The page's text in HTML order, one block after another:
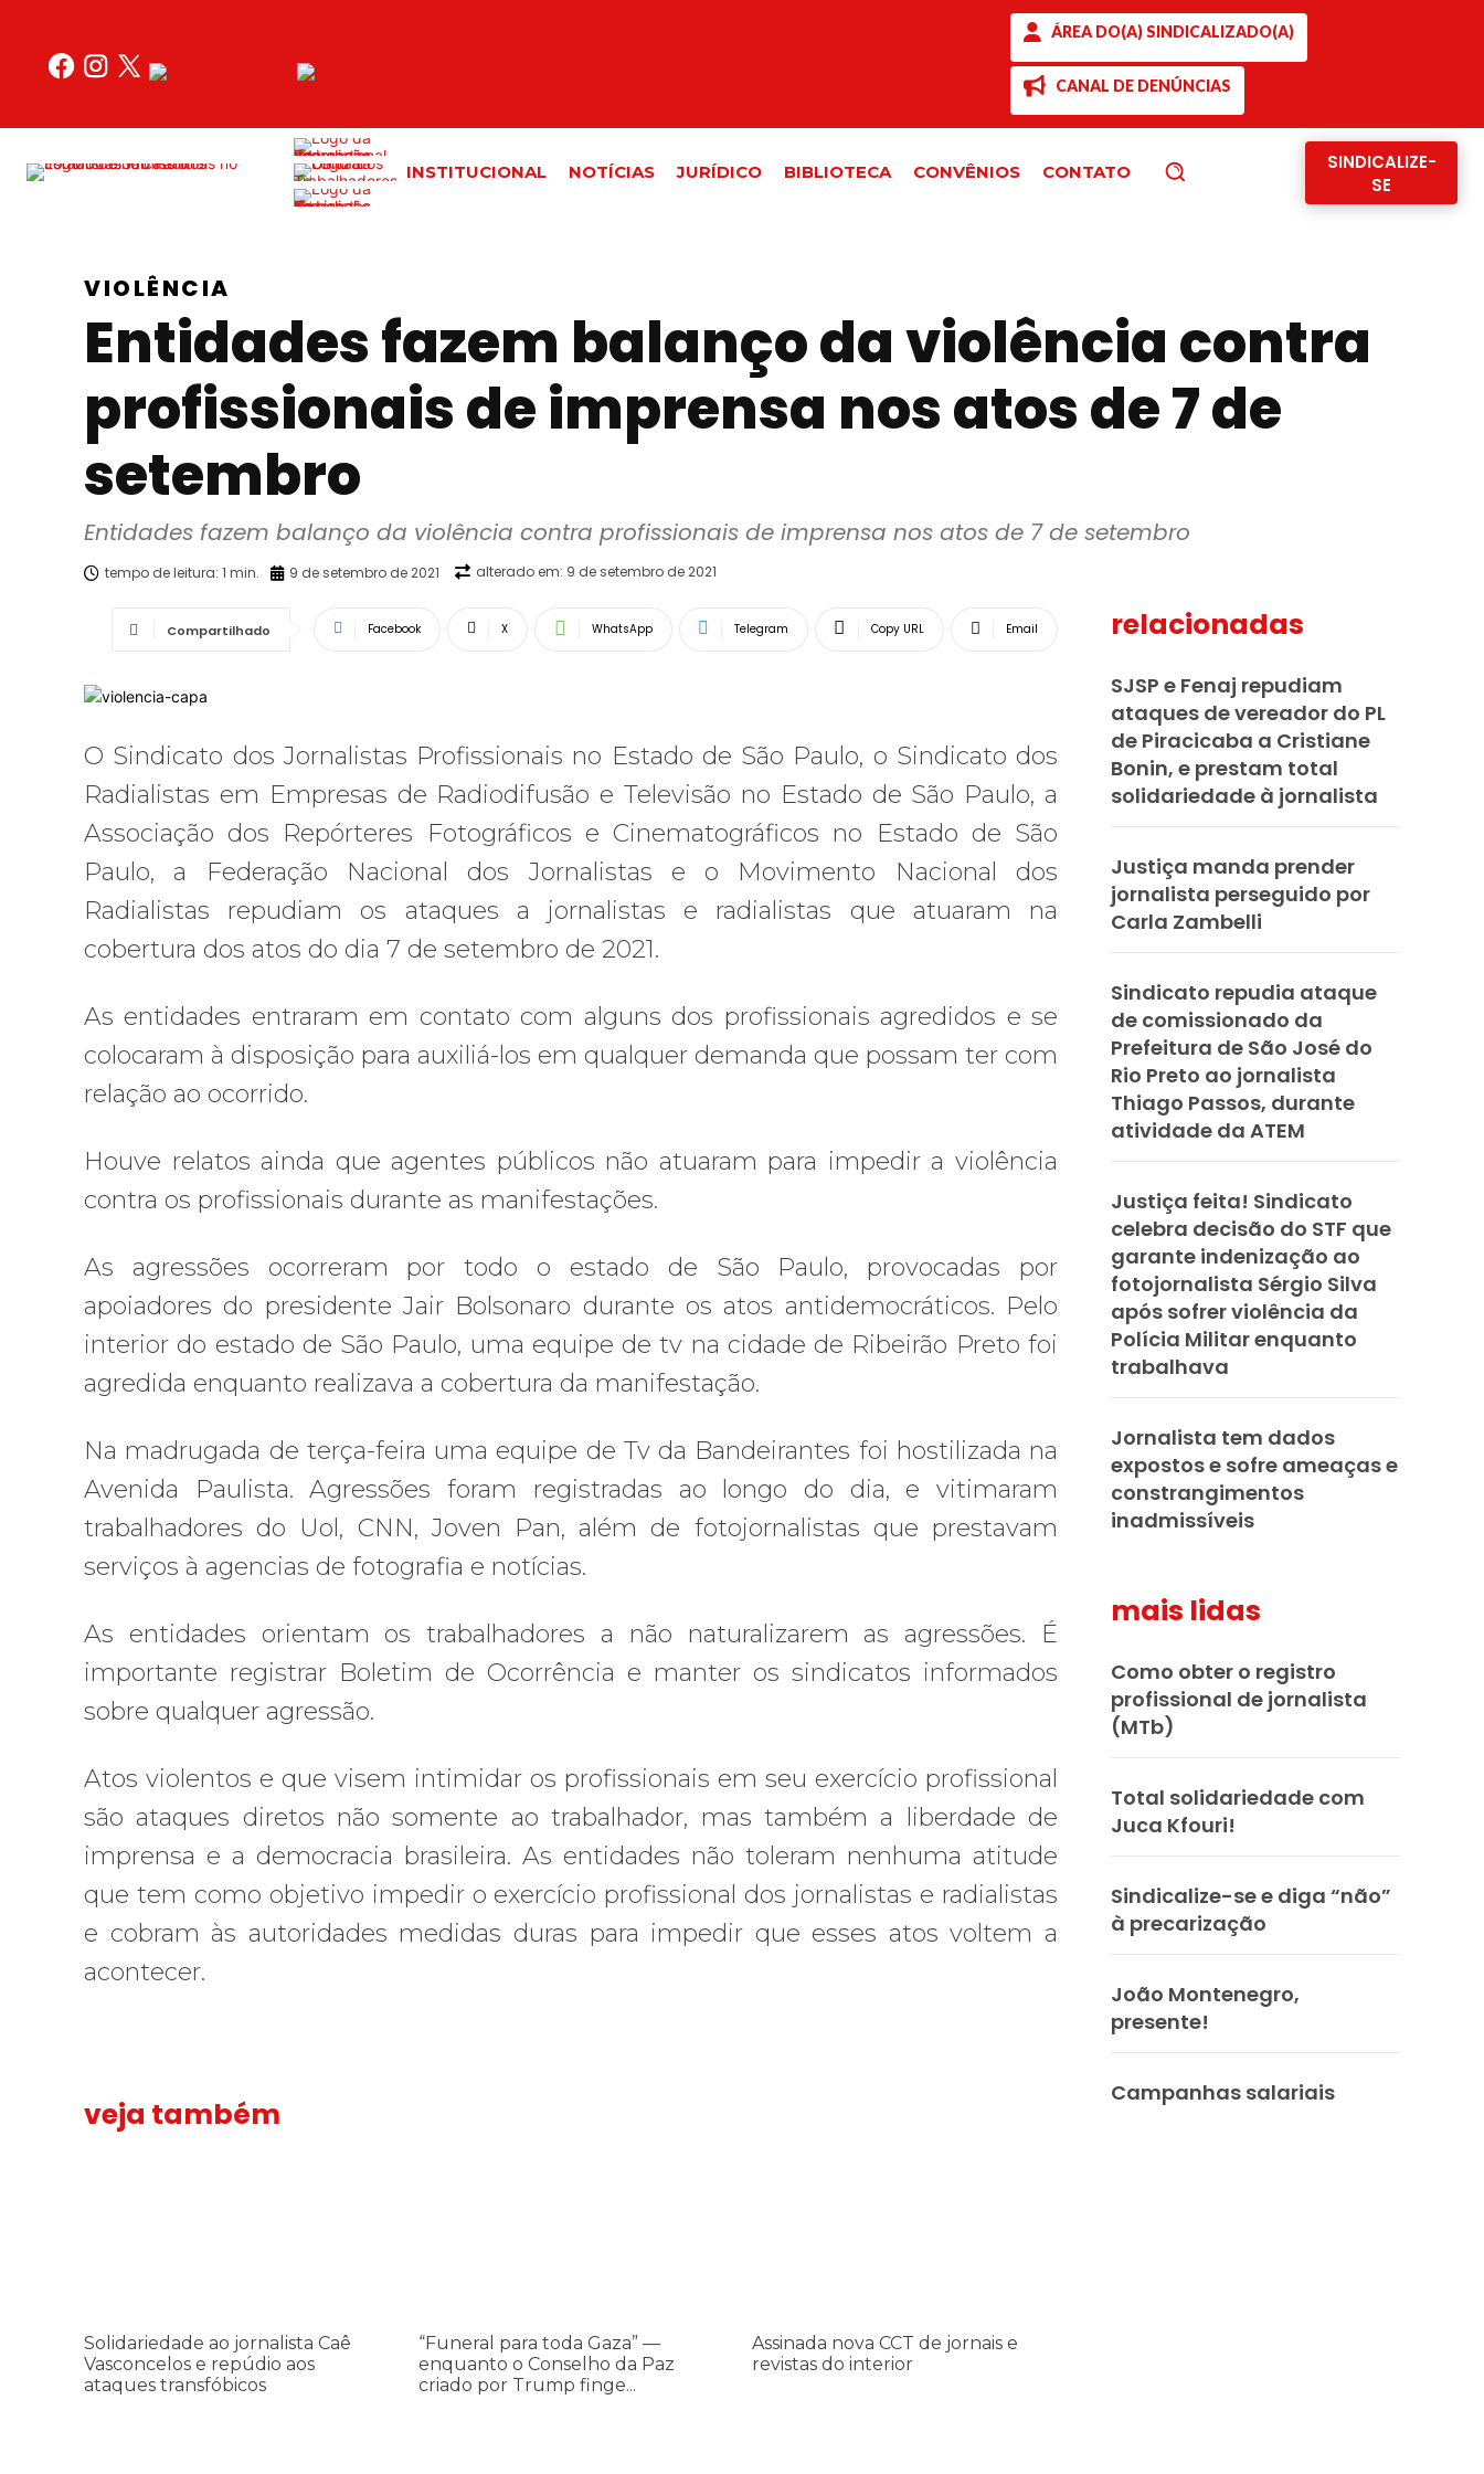
conteúdo
ÁREA DO(A) SINDICALIZADO(A)
CANAL DE DENÚNCIAS
INSTITUCIONAL NOTÍCIAS JURÍDICO BIBLIOTECA CONVÊNIOS CONTATO
SINDICALIZE-
SE
VIOLÊNCIA
Entidades fazem balanço da violência contra
profissionais de imprensa nos atos de 7 de
setembro
Entidades fazem balanço da violência contra profissionais de imprensa nos atos de 7 de setembro
tempo de leitura: 1 min. 9 de setembro de 2021 alterado em: 9 de setembro de 2021
Compartilhado Facebook X WhatsApp Telegram Copy URL Email
O Sindicato dos Jornalistas Profissionais no Estado de São Paulo, o Sindicato dos
Radialistas em Empresas de Radiodifusão e Televisão no Estado de São Paulo, a
Associação dos Repórteres Fotográficos e Cinematográficos no Estado de São
Paulo, a Federação Nacional dos Jornalistas e o Movimento Nacional dos
Radialistas repudiam os ataques a jornalistas e radialistas que atuaram na
cobertura dos atos do dia 7 de setembro de 2021.
As entidades entraram em contato com alguns dos profissionais agredidos e se
colocaram à disposição para auxiliá-los em qualquer demanda que possam ter com
relação ao ocorrido.
Houve relatos ainda que agentes públicos não atuaram para impedir a violência
contra os profissionais durante as manifestações.
As agressões ocorreram por todo o estado de São Paulo, provocadas por
apoiadores do presidente Jair Bolsonaro durante os atos antidemocráticos. Pelo
interior do estado de São Paulo, uma equipe de tv na cidade de Ribeirão Preto foi
agredida enquanto realizava a cobertura da manifestação.
Na madrugada de terça-feira uma equipe de Tv da Bandeirantes foi hostilizada na
Avenida Paulista. Agressões foram registradas ao longo do dia, e vitimaram
trabalhadores do Uol, CNN, Joven Pan, além de fotojornalistas que prestavam
serviços à agencias de fotografia e notícias.
As entidades orientam os trabalhadores a não naturalizarem as agressões. É
importante registrar Boletim de Ocorrência e manter os sindicatos informados
sobre qualquer agressão.
Atos violentos e que visem intimidar os profissionais em seu exercício profissional
são ataques diretos não somente ao trabalhador, mas também a liberdade de
imprensa e a democracia brasileira. As entidades não toleram nenhuma atitude
que tem como objetivo impedir o exercício profissional dos jornalistas e radialistas
e cobram às autoridades medidas duras para impedir que esses atos voltem a
acontecer.
veja também
Solidariedade ao jornalista Caê
Vasconcelos e repúdio aos
ataques transfóbicos
“Funeral para toda Gaza” —
enquanto o Conselho da Paz
criado por Trump finge...
Assinada nova CCT de jornais e
revistas do interior
relacionadas
SJSP e Fenaj repudiam
ataques de vereador do PL
de Piracicaba a Cristiane
Bonin, e prestam total
solidariedade à jornalista
Justiça manda prender
jornalista perseguido por
Carla Zambelli
Sindicato repudia ataque
de comissionado da
Prefeitura de São José do
Rio Preto ao jornalista
Thiago Passos, durante
atividade da ATEM
Justiça feita! Sindicato
celebra decisão do STF que
garante indenização ao
fotojornalista Sérgio Silva
após sofrer violência da
Polícia Militar enquanto
trabalhava
Jornalista tem dados
expostos e sofre ameaças e
constrangimentos
inadmissíveis
mais lidas
Como obter o registro
profissional de jornalista
(MTb)
Total solidariedade com
Juca Kfouri!
Sindicalize-se e diga “não”
à precarização
João Montenegro,
presente!
Campanhas salariais